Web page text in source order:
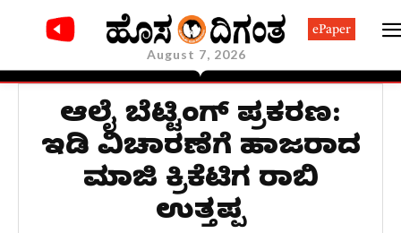
August 7, 2026
ePaper
ಆನ್‌ಲೈನ್ ಬೆಟ್ಟಿಂಗ್ ಪ್ರಕರಣ:
ಇಡಿ ವಿಚಾರಣೆಗೆ ಹಾಜರಾದ
ಮಾಜಿ ಕ್ರಿಕೆಟಿಗ ರಾಬಿನ್
ಉತ್ತಪ್ಪ